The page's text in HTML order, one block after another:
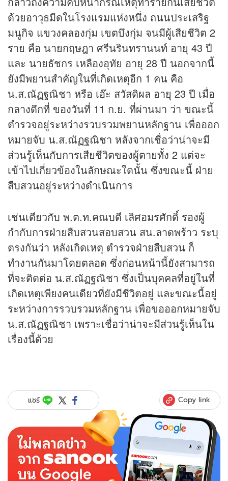
ด้วยอาวุธมีดในโรงแรมแห่งหนึ่ง ถนนประเสริฐ
มนูกิจ แขวงคลองกุ่ม เขตบึงกุ่ม จนมีผู้เสียชีวิต 2
ราย คือ นายกฤษฎา ศรีนรินทรานนท์ อายุ 43 ปี
และ นายธัชกร เหลืองอุทัย อายุ 28 ปี นอกจากนี้
ยังมีพยานสำคัญในที่เกิดเหตุอีก 1 คน คือ
น.ส.ณัฏฐณิชา หรือ เอ๊ะ สวัสดิผล อายุ 23 ปี เมื่อ
กลางดึกที่ ของวันที่ 11 ก.ย. ที่ผ่านมา ว่า ขณะนี้
ตำรวจอยู่ระหว่างรวบรวมพยานหลักฐาน เพื่อออก
หมายจับ น.ส.ณัฏฐณิชา หลังจากเชื่อว่าน่าจะมี
ส่วนรู้เห็นกับการเสียชีวิตของผู้ตายทั้ง 2 แต่จะ
เข้าไปเกี่ยวข้องในลักษณะใดนั้น ซึ่งขณะนี้ ฝ่าย
สืบสวนอยู่ระหว่างดำเนินการ
เช่นเดียวกับ พ.ต.ท.คณบดี เลิศอมรศักดิ์ รองผู้
กำกับการฝ่ายสืบสวนสอบสวน สน.ลาดพร้าว ระบุ
ตรงกันว่า หลังเกิดเหตุ ตำรวจฝ่ายสืบสวน ก็
ทำงานกันมาโดยตลอด ซึ่งก่อนหน้านี้ยังสามารถ
ที่จะติดต่อ น.ส.ณัฏฐณิชา ซึ่งเป็นบุคคลที่อยู่ในที่
เกิดเหตุเพียงคนเดียวที่ยังมีชีวิตอยู่ และขณะนี้อยู่
ระหว่างการรวบรวมหลักฐาน เพื่อขอออกหมายจับ
น.ส.ณัฏฐณิชา เพราะเชื่อว่าน่าจะมีส่วนรู้เห็นใน
เรื่องนี้ด้วย
แชร์ Copy link